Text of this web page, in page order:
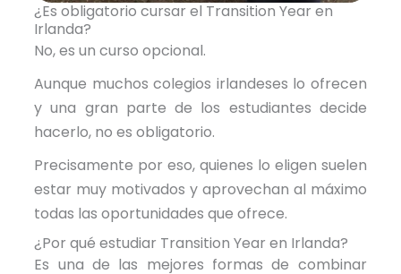
¿Es obligatorio cursar el Transition Year en
Irlanda?
No, es un curso opcional.
Aunque muchos colegios irlandeses lo ofrecen
y una gran parte de los estudiantes decide
hacerlo, no es obligatorio.
Precisamente por eso, quienes lo eligen suelen
estar muy motivados y aprovechan al máximo
todas las oportunidades que ofrece.
¿Por qué estudiar Transition Year en Irlanda?
Es una de las mejores formas de combinar